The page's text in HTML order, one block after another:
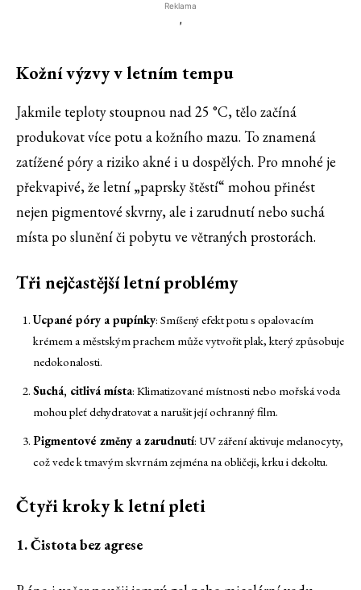
Reklama
'
Kožní výzvy v letním tempu
Jakmile teploty stoupnou nad 25 °C, tělo začíná
produkovat více potu a kožního mazu. To znamená
zatížené póry a riziko akné i u dospělých. Pro mnohé je
překvapivé, že letní „paprsky štěstí“ mohou přinést
nejen pigmentové skvrny, ale i zarudnutí nebo suchá
místa po slunění či pobytu ve větraných prostorách.
Tři nejčastější letní problémy
Ucpané póry a pupínky: Smíšený efekt potu s opalovacím
krémem a městským prachem může vytvořit plak, který způsobuje
nedokonalosti.
Suchá, citlivá místa: Klimatizované místnosti nebo mořská voda
mohou pleť dehydratovat a narušit její ochranný film.
Pigmentové změny a zarudnutí: UV záření aktivuje melanocyty,
což vede k tmavým skvrnám zejména na obličeji, krku i dekoltu.
Čtyři kroky k letní pleti
1. Čistota bez agrese